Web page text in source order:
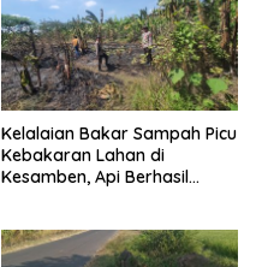
Kelalaian Bakar Sampah Picu
Kebakaran Lahan di
Kesamben, Api Berhasil